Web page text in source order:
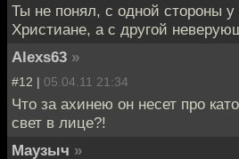
Ты не понял, с одной стороны у
Христиане, а с другой
Alexs63 »
#12 | 05.04.11 21:34
Что за ахинею он несет про
свет в лице?!
Маузыч »